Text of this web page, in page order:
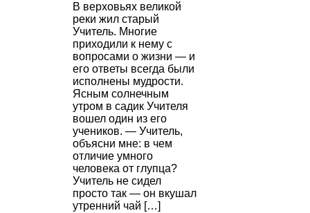
В верховьях великой
реки жил старый
Учитель. Многие
приходили к нему с
вопросами о жизни — и
его ответы всегда были
исполнены мудрости.
Ясным солнечным
утром в садик Учителя
вошел один из его
учеников. — Учитель,
объясни мне: в чем
отличие умного
человека от глупца?
Учитель не сидел
просто так — он вкушал
утренний чай […]